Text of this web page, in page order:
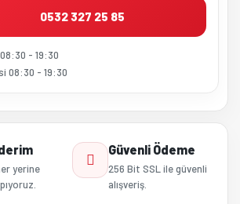
0532 327 25 85
- 19:30
08:30 - 19:30
yerine
Güvenli Ödeme
256 Bit SSL ile güvenli
alışveriş.